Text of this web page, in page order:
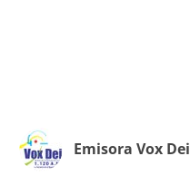
Emisora Vox Dei